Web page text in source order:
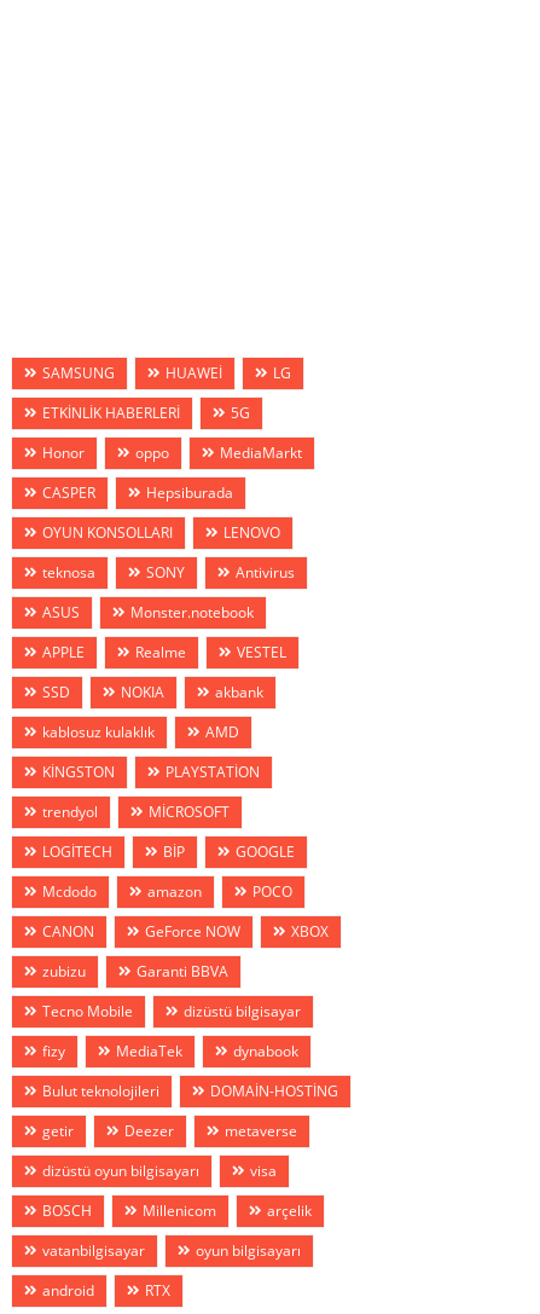
SAMSUNG HUAWEİ
LG
ETKİNLİK HABERLERİ
5G
Honor
oppo
MediaMarkt
CASPER
Hepsiburada
OYUN KONSOLLARI
LENOVO
teknosa
SONY
Antivirus
ASUS
Monster.notebook
APPLE
Realme
VESTEL
SSD
NOKIA
akbank
kablosuz kulaklık
AMD
KİNGSTON
PLAYSTATİON
trendyol
MİCROSOFT
LOGİTECH
BİP
GOOGLE
Mcdodo
amazon
POCO
CANON
GeForce NOW
XBOX
zubizu
Garanti BBVA
Tecno Mobile
dizüstü bilgisayar
fizy
MediaTek
dynabook
Bulut teknolojileri
DOMAİN-HOSTİNG
getir
Deezer
metaverse
dizüstü oyun bilgisayarı
visa
BOSCH
Millenicom
arçelik
vatanbilgisayar
oyun bilgisayarı
android
RTX